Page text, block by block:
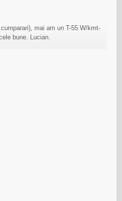
mai am un T-55 W/kmt-
bune. Lucian.